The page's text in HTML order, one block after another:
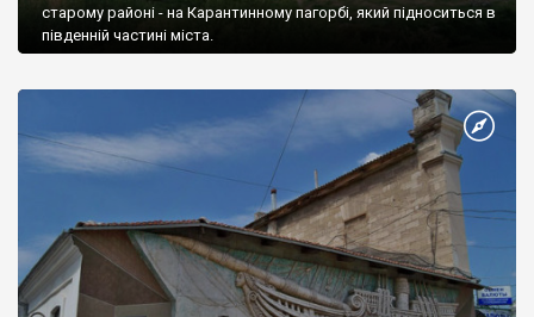
старому районі - на Карантинному пагорбі, який підноситься в
південній частині міста.